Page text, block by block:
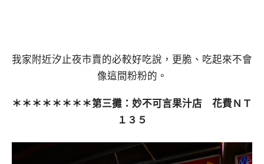
我家附近汐止夜市賣的必較好吃說，更脆、吃起來不會
像這間粉粉的。
＊＊＊＊＊＊＊＊第三攤：妙不可言果汁店 花費ＮＴ
１３５